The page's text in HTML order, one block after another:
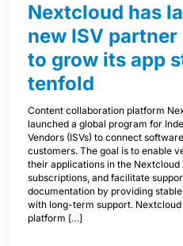
Nextcloud has
new ISV
to grow its app
tenfold
Content collaboration platform
launched a global program for
Vendors (ISVs) to connect
customers. The goal is to enable
their applications in the Nextcloud
subscriptions, and facilitate
documentation by providing
with long-term support. Nextcloud
platform […]